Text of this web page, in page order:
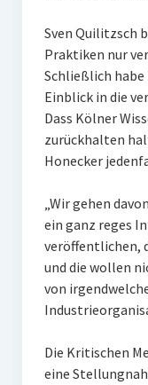
Sven Quilitzsch
Praktiken nur
Schließlich
Einblick in die
Dass Kölner
zurückhalten
Honecker
„Wir gehen
ein ganz reges
veröffentlichen,
und die wollen
von
Die Kritischen
eine